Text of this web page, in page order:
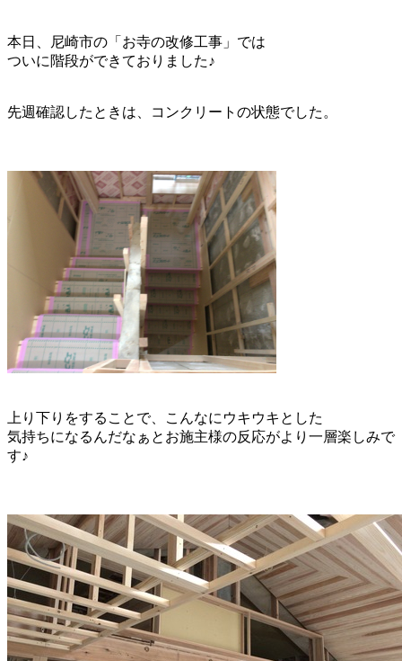
本日、尼崎市の「お寺の改修工事」では
ついに階段ができておりました♪
先週確認したときは、コンクリートの状態でした。
上り下りをすることで、こんなにウキウキとした
気持ちになるんだなぁとお施主様の反応がより一層楽しみで
す♪